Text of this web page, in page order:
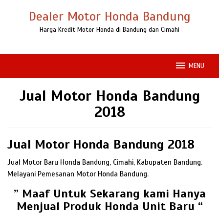
Dealer Motor Honda Bandung
Harga Kredit Motor Honda di Bandung dan Cimahi
MENU
Jual Motor Honda Bandung
2018
Jual Motor Honda Bandung 2018
Jual Motor Baru Honda Bandung, Cimahi, Kabupaten Bandung.
Melayani Pemesanan Motor Honda Bandung.
” Maaf Untuk Sekarang kami Hanya
Menjual Produk Honda Unit Baru “